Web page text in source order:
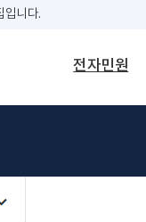
입니다.
전자민원